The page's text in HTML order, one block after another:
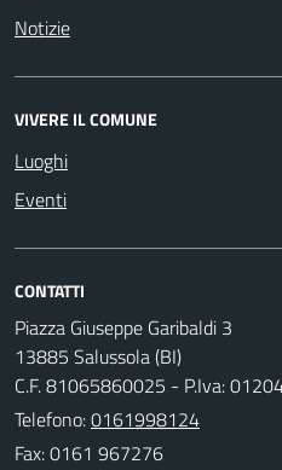
Notizie
VIVERE IL COMUNE
Luoghi
Eventi
CONTATTI
Piazza Giuseppe Garibaldi 3
13885 Salussola (BI)
C.F. 81065860025 - P.Iva:
Telefono:0161998124
Fax: 0161 967276